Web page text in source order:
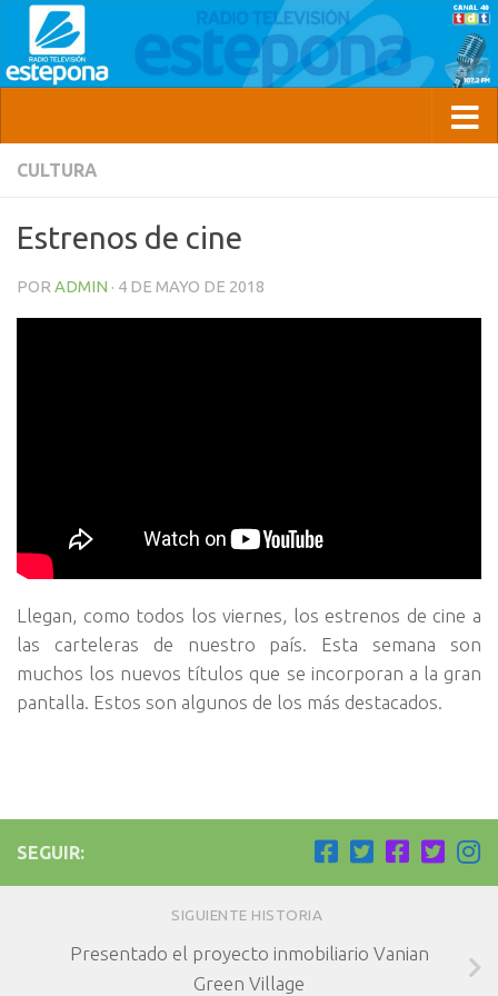
CULTURA
Estrenos de cine
POR ADMIN · 4 DE MAYO DE 2018
Llegan, como todos los viernes, los estrenos de cine a
las carteleras de nuestro país. Esta semana son
muchos los nuevos títulos que se incorporan a la gran
pantalla. Estos son algunos de los más destacados.
SEGUIR:
SIGUIENTE HISTORIA
Presentado el proyecto inmobiliario Vanian
Green Village